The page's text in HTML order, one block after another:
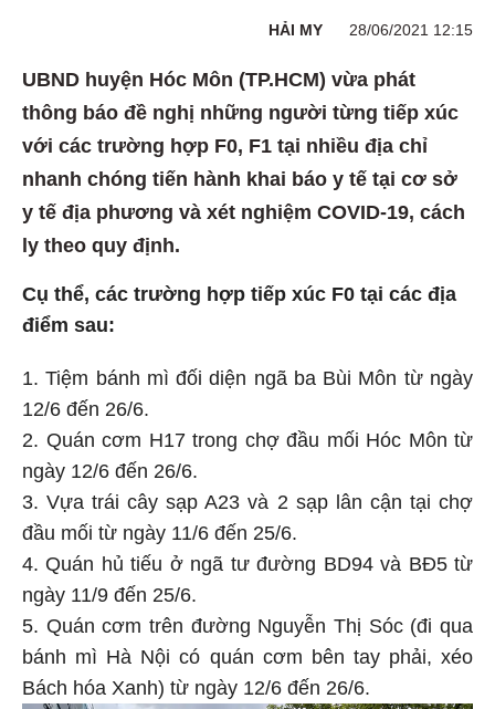
HẢI MY 28/06/2021 12:15
UBND huyện Hóc Môn (TP.HCM) vừa phát
thông báo đề nghị những người từng tiếp xúc
với các trường hợp F0, F1 tại nhiều địa chỉ
nhanh chóng tiến hành khai báo y tế tại cơ sở
y tế địa phương và xét nghiệm COVID-19, cách
ly theo quy định.
Cụ thể, các trường hợp tiếp xúc F0 tại các địa
điểm sau:
1. Tiệm bánh mì đối diện ngã ba Bùi Môn từ ngày
12/6 đến 26/6.
2. Quán cơm H17 trong chợ đầu mối Hóc Môn từ
ngày 12/6 đến 26/6.
3. Vựa trái cây sạp A23 và 2 sạp lân cận tại chợ
đầu mối từ ngày 11/6 đến 25/6.
4. Quán hủ tiếu ở ngã tư đường BD94 và BĐ5 từ
ngày 11/9 đến 25/6.
5. Quán cơm trên đường Nguyễn Thị Sóc (đi qua
bánh mì Hà Nội có quán cơm bên tay phải, xéo
Bách hóa Xanh) từ ngày 12/6 đến 26/6.